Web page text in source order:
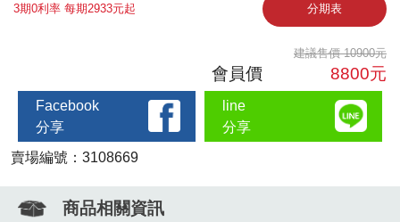
3期0利率 每期2933元起 分期表
建議售價 10900元
會員價 8800元
Facebook
分享
line
分享
賣場編號：3108669
商品相關資訊